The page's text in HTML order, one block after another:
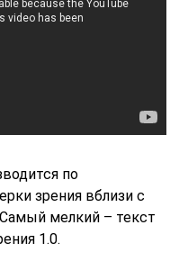
по
зрения вблизи с
мелкий – текст
1.0.